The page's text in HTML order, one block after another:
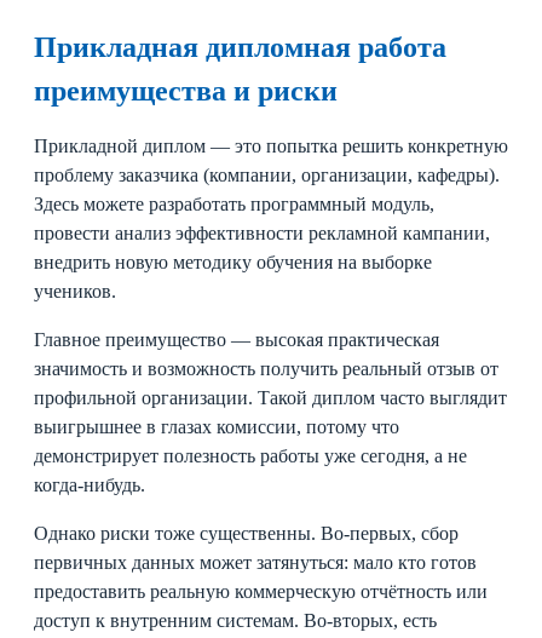
Прикладная дипломная работа
преимущества и риски
Прикладной диплом — это попытка решить конкретную
проблему заказчика (компании, организации, кафедры).
Здесь можете разработать программный модуль,
провести анализ эффективности рекламной кампании,
внедрить новую методику обучения на выборке
учеников.
Главное преимущество — высокая практическая
значимость и возможность получить реальный отзыв от
профильной организации. Такой диплом часто выглядит
выигрышнее в глазах комиссии, потому что
демонстрирует полезность работы уже сегодня, а не
когда-нибудь.
Однако риски тоже существенны. Во-первых, сбор
первичных данных может затянуться: мало кто готов
предоставить реальную коммерческую отчётность или
доступ к внутренним системам. Во-вторых, есть